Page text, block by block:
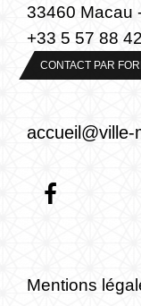
33460 Macau
+33 5 57 88
CONTACT PAR
Mentions